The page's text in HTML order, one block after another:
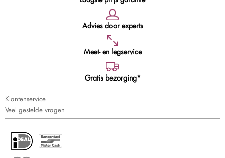
Advies door experts
Meet- en legservice
Gratis bezorging*
Klantenservice
Veel gestelde vragen